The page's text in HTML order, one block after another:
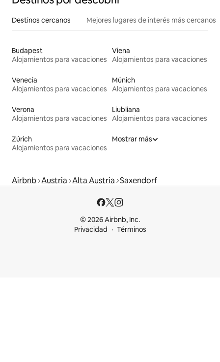
Destinos cercanos Mejores lugares de interés más cercanos
Budapest
Alojamientos para vacaciones
Viena
Alojamientos para vacaciones
Venecia
Alojamientos para vacaciones
Múnich
Alojamientos para vacaciones
Verona
Alojamientos para vacaciones
Liubliana
Alojamientos para vacaciones
Zúrich
Alojamientos para vacaciones
Mostrar más
Airbnb Austria Alta Austria Saxendorf
© 2026 Airbnb, Inc.
Privacidad
Términos